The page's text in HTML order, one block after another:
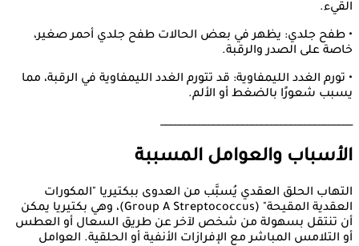
القيء.
• طفح جلدي: يظهر في بعض الحالات طفح جلدي أحمر صغير،
خاصة على الصدر والرقبة.
• تورم الغدد الليمفاوية: قد تتورم الغدد الليمفاوية في الرقبة، مما
يسبب شعورًا بالضغط أو الألم.
________________________________________
الأسباب والعوامل المسببة
التهاب الحلق العقدي يُسبَّب من العدوى ببكتيريا "المكورات
العقدية المقيحة" (Group A Streptococcus)، وهي بكتيريا يمكن
أن تنتقل بسهولة من شخص لآخر عن طريق السعال أو العطس
أو التلامس المباشر مع الإفرازات الأنفية أو الحلقية. العوامل